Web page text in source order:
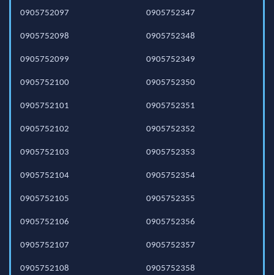
0905752097
0905752098
0905752099
0905752100
0905752101
0905752102
0905752103
0905752104
0905752105
0905752106
0905752107
0905752108
0905752347
0905752348
0905752349
0905752350
0905752351
0905752352
0905752353
0905752354
0905752355
0905752356
0905752357
0905752358